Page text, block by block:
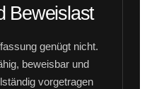
Beweislast
genügt nicht.
beweisbar und
vorgetragen